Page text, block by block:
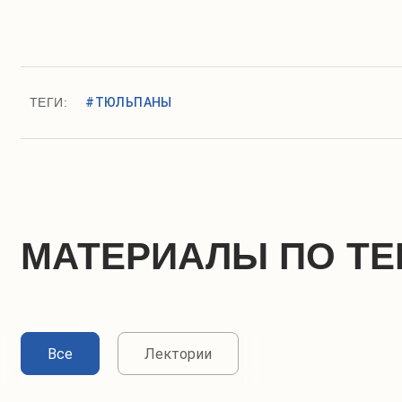
ТЕГИ: #ТЮЛЬПАНЫ
МАТЕРИАЛЫ ПО
Все Лектории